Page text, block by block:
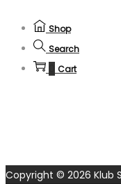
Shop
Search
Cart
Copyright © 2026 Klub